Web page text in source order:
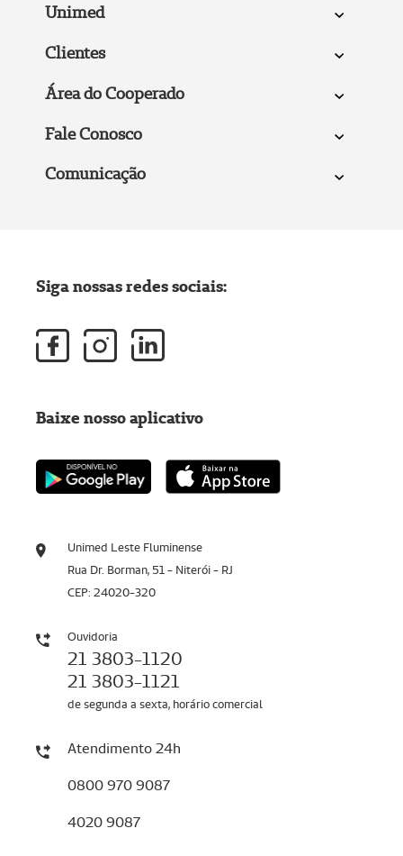
Unimed
Clientes
Área do Cooperado
Fale Conosco
Comunicação
Unimed Leste Fluminense
Rua Dr. Borman, 51 - Niterói - RJ
CEP: 24020-320
Ouvidoria
21 3803-1120
21 3803-1121
de segunda a sexta, horário comercial
Atendimento 24h
0800 970 9087
4020 9087
Siga nossas redes sociais:
Baixe nosso aplicativo